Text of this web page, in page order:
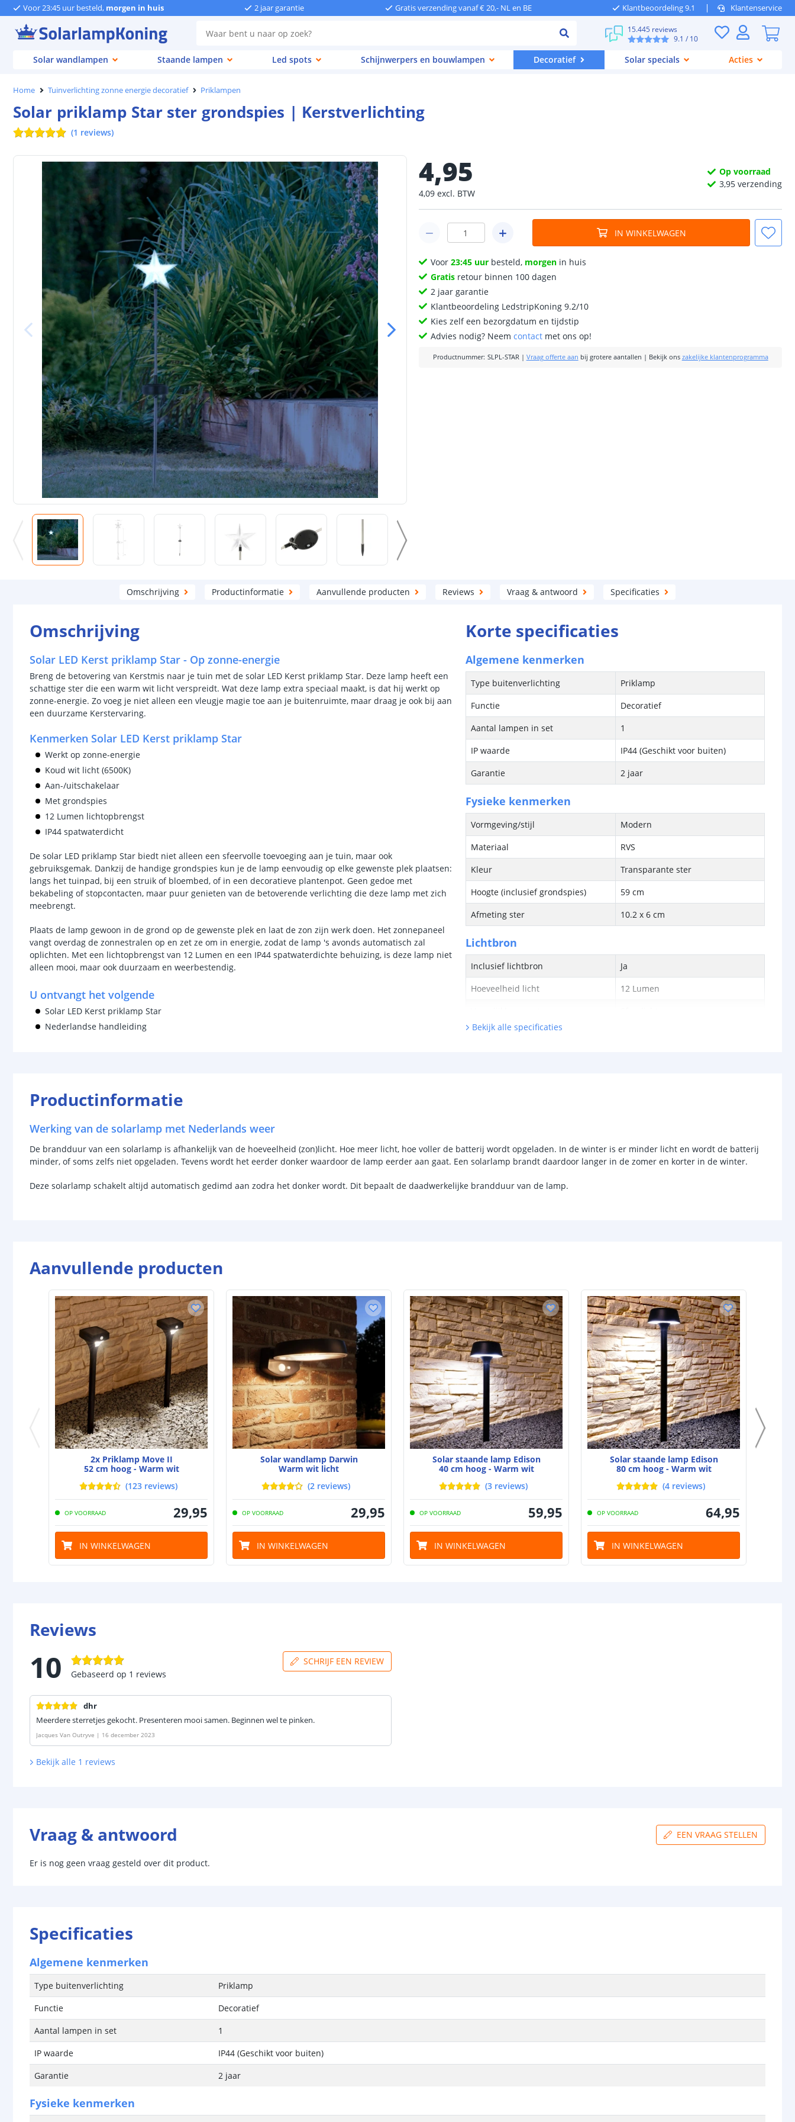
Voor 23:45 uur besteld, morgen in huis 2 jaar garantie Gratis verzending vanaf € 20,- NL en BE Klantbeoordeling 9.1 Klantenservice
15.445 reviews
9.1 / 10
Solar wandlampen Staande lampen Led spots Schijnwerpers en bouwlampen Decoratief Solar specials Acties
Home Tuinverlichting zonne energie decoratief Priklampen
Solar priklamp Star ster grondspies | Kerstverlichting
(1 reviews)
4,95
4,09 excl. BTW
Op voorraad
3,95 verzending
IN WINKELWAGEN
Voor23:45 uur besteld, morgen in huis
Gratis retour binnen 100 dagen
2 jaar garantie
Klantbeoordeling LedstripKoning 9.2/10
Kies zelf een bezorgdatum en tijdstip
Advies nodig? Neemcontact met ons op!
Productnummer: SLPL-STAR| Vraag offerte aan bij grotere aantallen | Bekijk ons zakelijke klantenprogramma
Omschrijving Productinformatie Aanvullende producten Reviews Vraag & antwoord Specificaties
Omschrijving
Solar LED Kerst priklamp Star - Op zonne-energie
Breng de betovering van Kerstmis naar je tuin met de solar LED Kerst priklamp Star. Deze lamp heeft een
schattige ster die een warm wit licht verspreidt. Wat deze lamp extra speciaal maakt, is dat hij werkt op
zonne-energie. Zo voeg je niet alleen een vleugje magie toe aan je buitenruimte, maar draag je ook bij aan
een duurzame Kerstervaring.
Kenmerken Solar LED Kerst priklamp Star
Werkt op zonne-energie
Koud wit licht (6500K)
Aan-/uitschakelaar
Met grondspies
12 Lumen lichtopbrengst
IP44 spatwaterdicht
De solar LED priklamp Star biedt niet alleen een sfeervolle toevoeging aan je tuin, maar ook
gebruiksgemak. Dankzij de handige grondspies kun je de lamp eenvoudig op elke gewenste plek plaatsen:
langs het tuinpad, bij een struik of bloembed, of in een decoratieve plantenpot. Geen gedoe met
bekabeling of stopcontacten, maar puur genieten van de betoverende verlichting die deze lamp met zich
meebrengt.
Plaats de lamp gewoon in de grond op de gewenste plek en laat de zon zijn werk doen. Het zonnepaneel
vangt overdag de zonnestralen op en zet ze om in energie, zodat de lamp 's avonds automatisch zal
oplichten. Met een lichtopbrengst van 12 Lumen en een IP44 spatwaterdichte behuizing, is deze lamp niet
alleen mooi, maar ook duurzaam en weerbestendig.
U ontvangt het volgende
Solar LED Kerst priklamp Star
Nederlandse handleiding
Korte specificaties
Algemene kenmerken
Type buitenverlichting
Priklamp
Functie
Decoratief
Aantal lampen in set
1
IP waarde
IP44 (Geschikt voor buiten)
Garantie
2 jaar
Fysieke kenmerken
Vormgeving/stijl
Modern
Materiaal
RVS
Kleur
Transparante ster
Hoogte (inclusief grondspies)
59 cm
Afmeting ster
10.2 x 6 cm
Lichtbron
Inclusief lichtbron
Ja
Hoeveelheid licht
12 Lumen
Kleur licht
Uitschakeltijd
-
Type batterij
Ni-MH AAA 1.2V
Capaciteit
200 mAh
Aantal batterijen
1
Laadtijd
6-10 uur (afhankelijk van zonlicht)
Brandduur
tot 6 uur (afhankelijk van laadtijd)
Solar paneel
Type zonne paneel
Amorphous
Capaciteit
0,9W
De meest voorkomende termen worden uitgelegd in onzeSolar informatie
blog.
Bekijk alle specificaties
Productinformatie
Werking van de solarlamp met Nederlands weer
De brandduur van een solarlamp is afhankelijk van de hoeveelheid (zon)licht. Hoe meer licht, hoe voller de batterij wordt opgeladen. In de winter is er minder licht en wordt de batterij
minder, of soms zelfs niet opgeladen. Tevens wordt het eerder donker waardoor de lamp eerder aan gaat. Een solarlamp brandt daardoor langer in de zomer en korter in de winter.
Deze solarlamp schakelt altijd automatisch gedimd aan zodra het donker wordt. Dit bepaalt de daadwerkelijke brandduur van de lamp.
Aanvullende producten
2x Priklamp Move II
52 cm hoog - Warm wit
(123 reviews)
OP VOORRAAD 29,95
IN WINKELWAGEN
Solar wandlamp Darwin
Warm wit licht
(2 reviews)
OP VOORRAAD 29,95
IN WINKELWAGEN
Solar staande lamp Edison
40 cm hoog - Warm wit
(3 reviews)
OP VOORRAAD 59,95
IN WINKELWAGEN
Solar staande lamp Edison
80 cm hoog - Warm wit
(4 reviews)
OP VOORRAAD 64,95
IN WINKELWAGEN
Reviews
10 Gebaseerd op 1 reviews
SCHRIJF EEN REVIEW
dhr
Meerdere sterretjes gekocht. Presenteren mooi samen. Beginnen wel te pinken.
Jacques Van Outryve | 16 december 2023
Bekijk alle 1 reviews
Vraag & antwoord EEN VRAAG STELLEN
Er is nog geen vraag gesteld over dit product.
Specificaties
Algemene kenmerken
Type buitenverlichting
Priklamp
Functie
Decoratief
Aantal lampen in set
1
IP waarde
IP44 (Geschikt voor buiten)
Garantie
2 jaar
Fysieke kenmerken